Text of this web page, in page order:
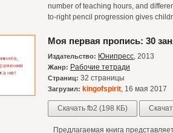
number of teaching hours, and
to-right pencil progression gives
Моя первая пропись: 30
Издательство: Юнипресс, 2013
Жанр: Рабочие тетради
Страниц: 32 страницы
Загрузил: kingofspirit, 16 мая 2017
Скачать fb2 (198 КБ)
Предлагаемая книга